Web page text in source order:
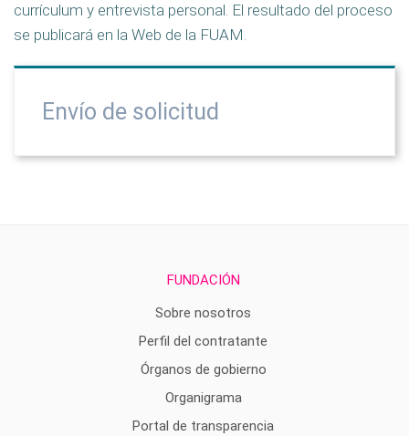
currículum y entrevista personal. El resultado del proceso
se publicará en la Web de la FUAM.
Envío de solicitud
FUNDACIÓN
Sobre nosotros
Perfil del contratante
Órganos de gobierno
Organigrama
Portal de transparencia